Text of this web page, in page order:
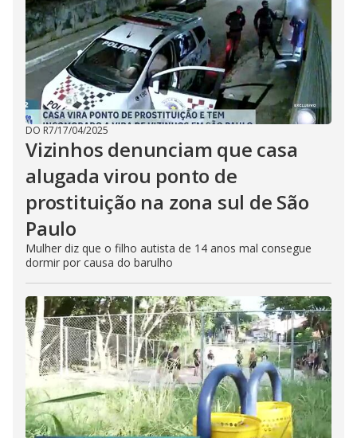
DO R7/17/04/2025
Vizinhos denunciam que casa
alugada virou ponto de
prostituição na zona sul de São
Paulo
Mulher diz que o filho autista de 14 anos mal consegue
dormir por causa do barulho